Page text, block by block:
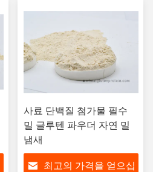
사료 단백질 첨가물 필수
밀 글루텐 파우더 자연 밀
냄새
최고의 가격을 얻으십